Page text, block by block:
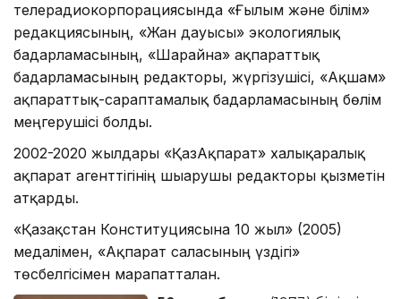
телерадиокорпорациясында «Ғылым және білім»
редакциясының, «Жан дауысы» экологиялық
бағдарламасының, «Шарайна» ақпараттық
бағдарламасының редакторы, жүргізушісі, «Ақшам»
ақпараттық-сараптамалық бағдарламасының бөлім
меңгерушісі болды.
2002-2020 жылдары «ҚазАқпарат» халықаралық
ақпарат агенттігінің шығарушы редакторы қызметін
атқарды.
«Қазақстан Конституциясына 10 жыл» (2005)
медалімен, «Ақпарат саласының үздігі»
төсбелгісімен марапатталған.